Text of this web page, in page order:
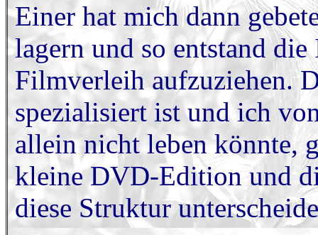
Einer hat mich dann
lagern und so entstand
Filmverleih aufzuziehen.
spezialisiert ist und ich
allein nicht leben könnte,
kleine DVD-Edition und
diese Struktur